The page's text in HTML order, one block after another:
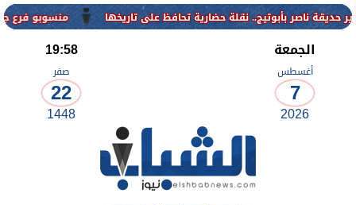
منسوبو فرع جامعة
الجمعة
أغسطس
7
2026
19:58
صفر
22
1448